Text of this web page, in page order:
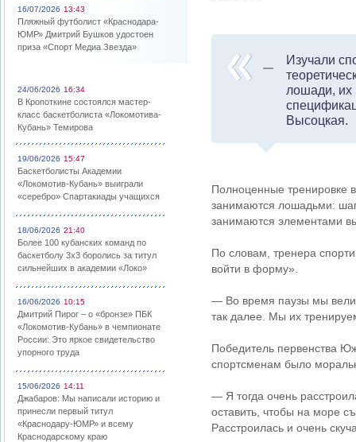
16/07/2026 13:43
Пляжный футболист «Краснодара-
ЮМР» Дмитрий Бушков удостоен
приза «Спорт Медиа Звезда»
24/06/2026 16:34
В Кропоткине состоялся мастер-
класс баскетболиста «Локомотива-
Кубань» Темирова
19/06/2026 15:47
Баскетболисты Академии
«Локомотив-Кубань» выиграли
«серебро» Спартакиады учащихся
18/06/2026 21:40
Более 100 кубанских команд по
баскетболу 3х3 боролись за титул
сильнейших в академии «Локо»
16/06/2026 10:15
Дмитрий Пирог – о «бронзе» ПБК
«Локомотив-Кубань» в чемпионате
России: Это яркое свидетельство
упорного труда
15/06/2026 14:11
Джабаров: Мы написали историю и
принесли первый титул
«Краснодару-ЮМР» и всему
Краснодарскому краю
Изучали
лошади, их
Высоцкая.
Полноценные тренировке
занимаются лошадьми:
занимаются элементами
По словам, тренера
войти в форму».
— Во время паузы мы вели
так далее. Мы их
Победитель первенства
спортсменам было
— Я тогда очень
оставить, чтобы на море
Расстроилась и очень